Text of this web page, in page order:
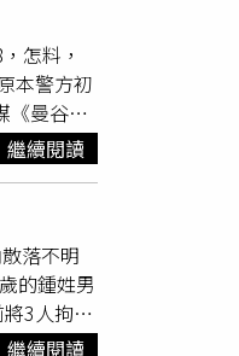
外，新
「不放
駕公共危
區尋獲
許男接
克）、
歸案。新
。對此，
迎擊，嚴
專
強度掃
共危險
怎料，
本警方初
《曼谷郵
，最令親
判納塔武
他的死
不是好
些貼文被
克里特
律失常死
繼續閱讀
落不明
的鍾姓男
3人拘提
姓男子為
繼續閱讀